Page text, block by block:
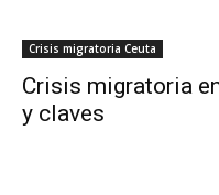
Crisis migratoria Ceuta
Crisis migratoria
y claves